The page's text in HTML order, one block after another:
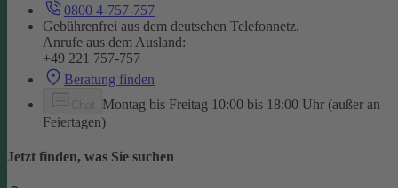
0800 4-757-757
Gebührenfrei aus dem deutschen Telefonnetz.
Anrufe aus dem Ausland:
+49 221 757-757
Beratung finden
Montag bis Freitag 10:00 bis 18:00 Uhr (außer an
Feiertagen)
Jetzt finden, was Sie suchen